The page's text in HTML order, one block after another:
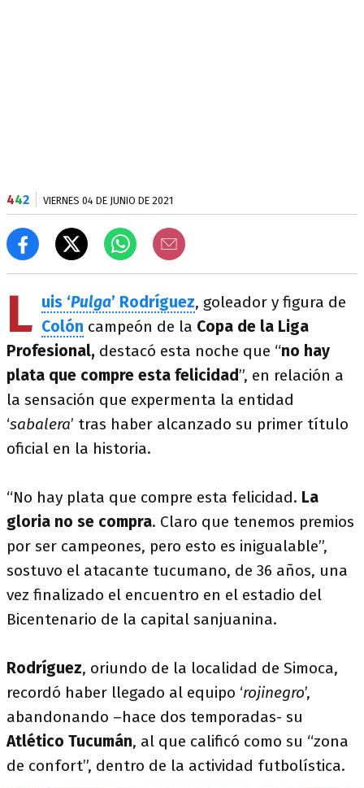
442 VIERNES 04 DE JUNIO DE 2021
L uis ‘Pulga’ Rodríguez, goleador y figura de
Colón campeón de la Copa de la Liga
Profesional, destacó esta noche que “no hay
plata que compre esta felicidad”, en relación a
la sensación que expermenta la entidad
‘sabalera’ tras haber alcanzado su primer título
oficial en la historia.
“No hay plata que compre esta felicidad. La
gloria no se compra. Claro que tenemos premios
por ser campeones, pero esto es inigualable”,
sostuvo el atacante tucumano, de 36 años, una
vez finalizado el encuentro en el estadio del
Bicentenario de la capital sanjuanina.
Rodríguez, oriundo de la localidad de Simoca,
recordó haber llegado al equipo ‘rojinegro’,
abandonando –hace dos temporadas- su
Atlético Tucumán, al que calificó como su “zona
de confort”, dentro de la actividad futbolística.